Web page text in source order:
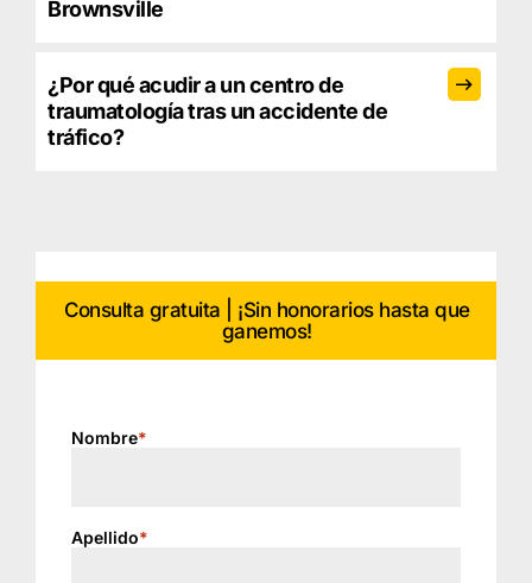
Brownsville
¿Por qué acudir a un centro de
traumatología tras un accidente de
tráfico?
Consulta gratuita | ¡Sin honorarios hasta que
ganemos!
Nombre*
Apellido*